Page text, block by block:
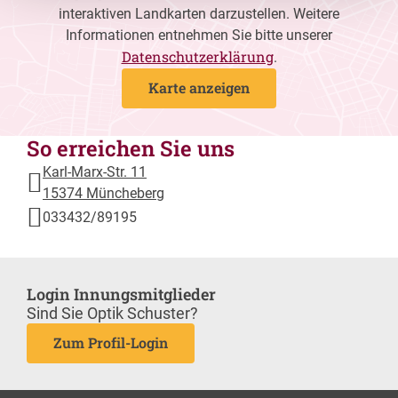
interaktiven Landkarten darzustellen. Weitere
Informationen entnehmen Sie bitte unserer
Datenschutzerklärung.
Karte anzeigen
So erreichen Sie uns
Karl-Marx-Str. 11
15374 Müncheberg
033432/89195
Login Innungsmitglieder
Sind Sie Optik Schuster?
Zum Profil-Login